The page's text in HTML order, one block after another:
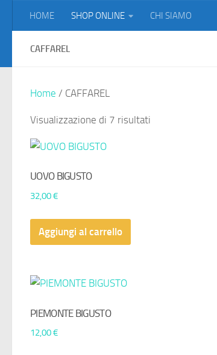
Salta al contenuto
HOME SHOP ONLINE CHI SIAMO
CAFFAREL
Home / CAFFAREL
Visualizzazione di 7 risultati
UOVO BIGUSTO
32,00€
Aggiungi al carrello
PIEMONTE BIGUSTO
12,00€